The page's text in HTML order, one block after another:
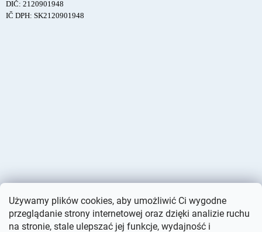
Używamy plików cookies, aby umożliwić Ci wygodne
przeglądanie strony internetowej oraz dzięki analizie ruchu
na stronie, stale ulepszać jej funkcje, wydajność i
DIČ: 2120901948
IČ DPH: SK2120901948